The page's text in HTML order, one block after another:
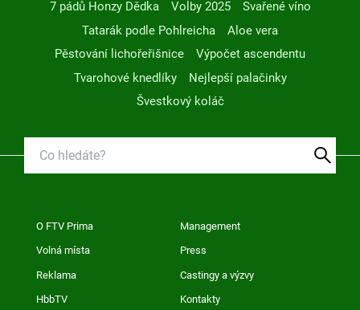
7 pádů Honzy Dědka
Volby 2025
Svařené víno
Tatarák podle Pohlreicha
Aloe vera
Pěstování lichořeřišnice
Výpočet ascendentu
Tvarohové knedlíky
Nejlepší palačinky
Švestkový koláč
O FTV Prima Management
Volná místa Press
Reklama Castingy a výzvy
HbbTV Kontakty